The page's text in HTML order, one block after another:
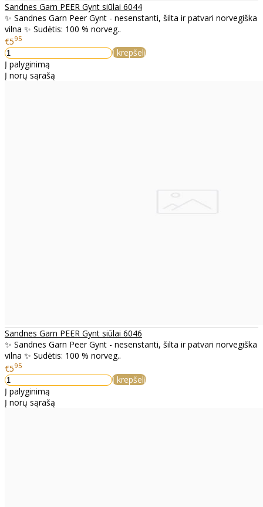
Sandnes Garn PEER Gynt siūlai 6044
✨ Sandnes Garn Peer Gynt - nesenstanti, šilta ir patvari norvegiška
vilna ✨ Sudėtis: 100 % norveg..
€595
Į krepšelį
Į palyginimą
Į norų sąrašą
Sandnes Garn PEER Gynt siūlai 6046
✨ Sandnes Garn Peer Gynt - nesenstanti, šilta ir patvari norvegiška
vilna ✨ Sudėtis: 100 % norveg..
€595
Į krepšelį
Į palyginimą
Į norų sąrašą